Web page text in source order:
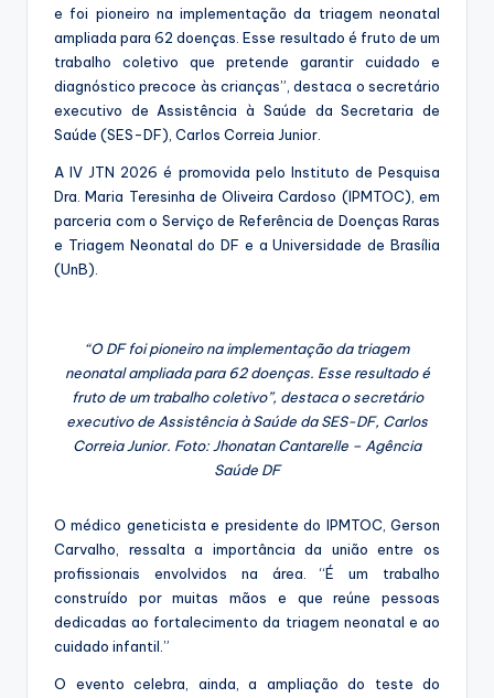
e foi pioneiro na implementação da triagem neonatal
ampliada para 62 doenças. Esse resultado é fruto de um
trabalho coletivo que pretende garantir cuidado e
diagnóstico precoce às crianças”, destaca o secretário
executivo de Assistência à Saúde da Secretaria de
Saúde (SES-DF), Carlos Correia Junior.
A IV JTN 2026 é promovida pelo Instituto de Pesquisa
Dra. Maria Teresinha de Oliveira Cardoso (IPMTOC), em
parceria com o Serviço de Referência de Doenças Raras
e Triagem Neonatal do DF e a Universidade de Brasília
(UnB).
“O DF foi pioneiro na implementação da triagem
neonatal ampliada para 62 doenças. Esse resultado é
fruto de um trabalho coletivo”, destaca o secretário
executivo de Assistência à Saúde da SES-DF, Carlos
Correia Junior. Foto: Jhonatan Cantarelle – Agência
Saúde DF
O médico geneticista e presidente do IPMTOC, Gerson
Carvalho, ressalta a importância da união entre os
profissionais envolvidos na área. “É um trabalho
construído por muitas mãos e que reúne pessoas
dedicadas ao fortalecimento da triagem neonatal e ao
cuidado infantil.”
O evento celebra, ainda, a ampliação do teste do